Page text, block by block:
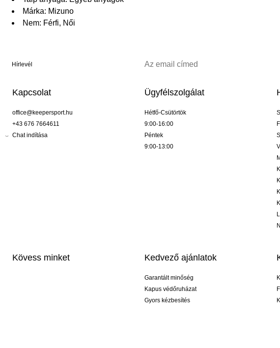
Márka: Mizuno
Nem: Férfi, Női
Hírlevél
Kapcsolat
office@keepersport.hu
+43 676 7664611
Chat indítása
Ügyfélszolgálat
Hétfő-Csütörtök
9:00-16:00
Péntek
9:00-13:00
Kövess minket Kedvező ajánlatok
Garantált minőség
Kapus védőruházat
Gyors kézbesítés